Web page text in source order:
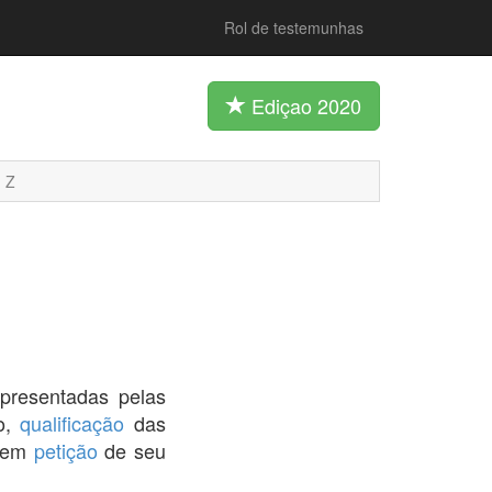
Rol de testemunhas
Ediçao 2020
Z
pelas
qualificação das
petição de seu